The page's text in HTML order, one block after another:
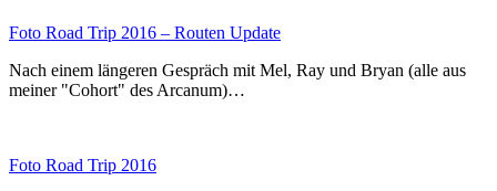
Foto Road Trip 2016 – Routen Update
Nach einem längeren Gespräch mit Mel, Ray und Bryan (alle aus
meiner "Cohort" des Arcanum)…
Foto Road Trip 2016